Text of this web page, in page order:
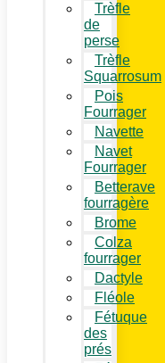
Trèfle
de
perse
Trèfle
Squarrosum
Pois
Fourrager
Navette
Navet
Fourrager
Betterave
fourragère
Brome
Colza
fourrager
Dactyle
Fléole
Fétuque
des
prés